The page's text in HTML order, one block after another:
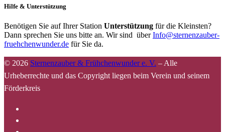
Hilfe & Unterstützung
Benötigen Sie auf Ihrer Station Unterstützung für die Kleinsten?
Dann sprechen Sie uns bitte an. Wir sind überInfo@sternenzauber-
fruehchenwunder.de für Sie da.
© 2026 Sternenzauber & Frühchenwunder e. V. – Alle
Urheberrechte und das Copyright liegen beim Verein und seinem
Förderkreis